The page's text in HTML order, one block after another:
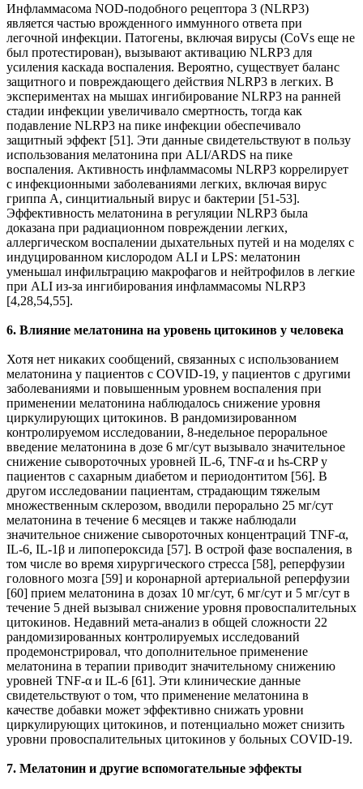
Инфламмасома NOD-подобного рецептора 3 (NLRP3)
является частью врожденного иммунного ответа при
легочной инфекции. Патогены, включая вирусы (CoVs еще не
был протестирован), вызывают активацию NLRP3 для
усиления каскада воспаления. Вероятно, существует баланс
защитного и повреждающего действия NLRP3 в легких. В
экспериментах на мышах ингибирование NLRP3 на ранней
стадии инфекции увеличивало смертность, тогда как
подавление NLRP3 на пике инфекции обеспечивало
защитный эффект [51]. Эти данные свидетельствуют в пользу
использования мелатонина при ALI/ARDS на пике
воспаления. Активность инфламмасомы NLRP3 коррелирует
с инфекционными заболеваниями легких, включая вирус
гриппа А, синцитиальный вирус и бактерии [51-53].
Эффективность мелатонина в регуляции NLRP3 была
доказана при радиационном повреждении легких,
аллергическом воспалении дыхательных путей и на моделях с
индуцированном кислородом ALI и LPS: мелатонин
уменьшал инфильтрацию макрофагов и нейтрофилов в легкие
при ALI из-за ингибирования инфламмасомы NLRP3
[4,28,54,55].
6. Влияние мелатонина на уровень цитокинов у человека
Хотя нет никаких сообщений, связанных с использованием
мелатонина у пациентов с COVID-19, у пациентов с другими
заболеваниями и повышенным уровнем воспаления при
применении мелатонина наблюдалось снижение уровня
циркулирующих цитокинов. В рандомизированном
контролируемом исследовании, 8-недельное пероральное
введение мелатонина в дозе 6 мг/сут вызывало значительное
снижение сывороточных уровней IL-6, TNF-α и hs-CRP у
пациентов с сахарным диабетом и периодонтитом [56]. В
другом исследовании пациентам, страдающим тяжелым
множественным склерозом, вводили перорально 25 мг/сут
мелатонина в течение 6 месяцев и также наблюдали
значительное снижение сывороточных концентраций TNF-α,
IL-6, IL-1β и липопероксида [57]. В острой фазе воспаления, в
том числе во время хирургического стресса [58], реперфузии
головного мозга [59] и коронарной артериальной реперфузии
[60] прием мелатонина в дозах 10 мг/сут, 6 мг/сут и 5 мг/сут в
течение 5 дней вызывал снижение уровня провоспалительных
цитокинов. Недавний мета-анализ в общей сложности 22
рандомизированных контролируемых исследований
продемонстрировал, что дополнительное применение
мелатонина в терапии приводит значительному снижению
уровней TNF-α и IL-6 [61]. Эти клинические данные
свидетельствуют о том, что применение мелатонина в
качестве добавки может эффективно снижать уровни
циркулирующих цитокинов, и потенциально может снизить
уровни провоспалительных цитокинов у больных COVID-19.
7. Мелатонин и другие вспомогательные эффекты